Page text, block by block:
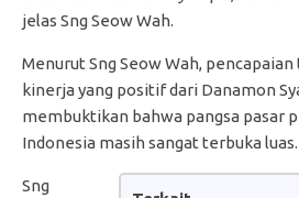
jelas Sng Seow Wah.
Menurut Sng Seow Wah,
kinerja yang positif dari Danamon
membuktikan bahwa pangsa pasar
Indonesia masih sangat terbuka luas.
Sng